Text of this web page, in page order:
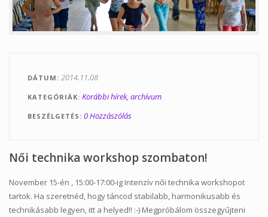
Helyszínek
Kapcsolat
DÁTUM 2014.11.08
KATEGÓRIÁK Korábbi hírek, archívum
BESZÉLGETÉS 0 Hozzászólás
Női technika workshop szombaton!
November 15-én , 15:00-17:00-ig Intenzív női technika workshopot
tartok. Ha szeretnéd, hogy táncod stabilabb, harmonikusabb és
technikásabb legyen, itt a helyed!! :-) Megpróbálom összegyűjteni